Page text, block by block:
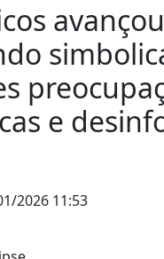
e
2026 11:53